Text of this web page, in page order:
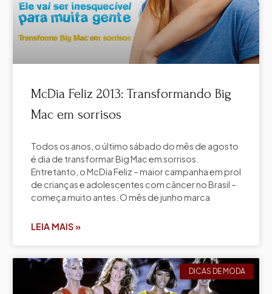
McDia Feliz 2013: Transformando Big
Mac em sorrisos
Todos os anos, o último sábado do mês de agosto
é dia de transformar Big Mac em sorrisos.
Entretanto, o McDia Feliz – maior campanha em prol
de crianças e adolescentes com câncer no Brasil –
começa muito antes. O mês de junho marca
LEIA MAIS »
DICAS DE MODA